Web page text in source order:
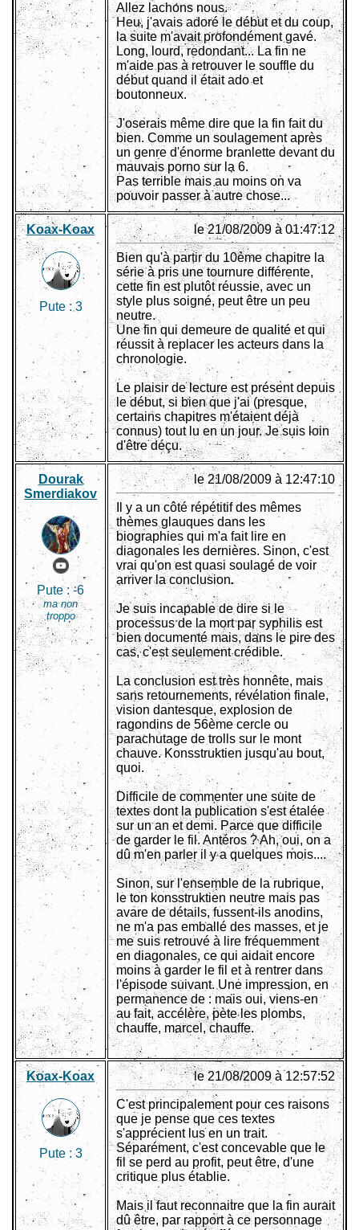
Allez lachons nous.
Heu, j'avais adoré le début et du coup,
la suite m'avait profondément gavé.
Long, lourd, redondant... La fin ne
m'aide pas à retrouver le souffle du
début quand il était ado et
boutonneux.
J'oserais même dire que la fin fait du
bien. Comme un soulagement après
un genre d'énorme branlette devant du
mauvais porno sur la 6.
Pas terrible mais au moins on va
pouvoir passer à autre chose...
Koax-Koax
Pute : 3
le 21/08/2009 à 01:47:12
Bien qu'à partir du 10ème chapitre la
série à pris une tournure différente,
cette fin est plutôt réussie, avec un
style plus soigné, peut être un peu
neutre.
Une fin qui demeure de qualité et qui
réussit à replacer les acteurs dans la
chronologie.
Le plaisir de lecture est présent depuis
le début, si bien que j'ai (presque,
certains chapitres m'étaient déjà
connus) tout lu en un jour. Je suis loin
d'être déçu.
Dourak
Smerdiakov
Pute :-6
ma non
troppo
le 21/08/2009 à 12:47:10
Il y a un côté répétitif des mêmes
thèmes glauques dans les
biographies qui m'a fait lire en
diagonales les dernières. Sinon, c'est
vrai qu'on est quasi soulagé de voir
arriver la conclusion.
Je suis incapable de dire si le
processus de la mort par syphilis est
bien documenté mais, dans le pire des
cas, c'est seulement crédible.
La conclusion est très honnête, mais
sans retournements, révélation finale,
vision dantesque, explosion de
ragondins de 56ème cercle ou
parachutage de trolls sur le mont
chauve. Konsstruktien jusqu'au bout,
quoi.
Difficile de commenter une suite de
textes dont la publication s'est étalée
sur un an et demi. Parce que difficile
de garder le fil. Antéros ? Ah, oui, on a
dû m'en parler il y a quelques mois....
Sinon, sur l'ensemble de la rubrique,
le ton konsstruktien neutre mais pas
avare de détails, fussent-ils anodins,
ne m'a pas emballé des masses, et je
me suis retrouvé à lire fréquemment
en diagonales, ce qui aidait encore
moins à garder le fil et à rentrer dans
l'épisode suivant. Une impression, en
permanence de : mais oui, viens-en
au fait, accélère, pète les plombs,
chauffe, marcel, chauffe.
Koax-Koax
Pute :3
le 21/08/2009 à 12:57:52
C'est principalement pour ces raisons
que je pense que ces textes
s'apprécient lus en un trait.
Séparément, c'est concevable que le
fil se perd au profit, peut être, d'une
critique plus établie.
Mais il faut reconnaitre que la fin aurait
dû être, par rapport à ce personnage